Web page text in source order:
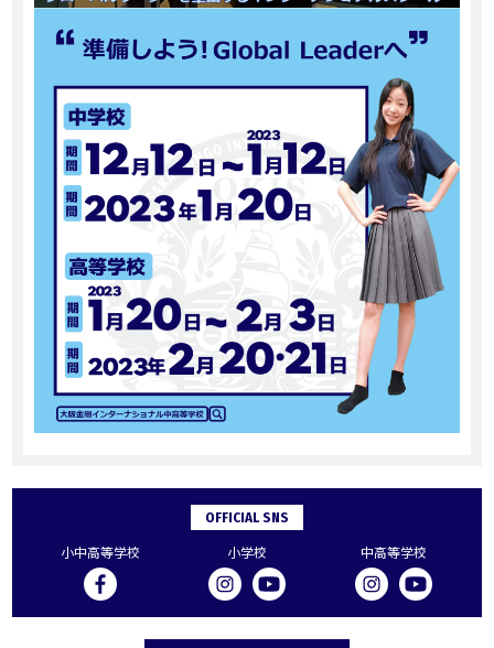
OFFICIAL SNS
小中高等学校 小学校 中高等学校